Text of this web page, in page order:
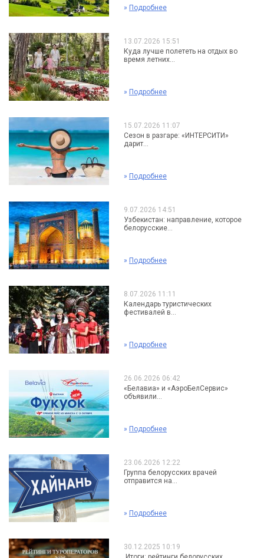
» Подробнее
13.07.2026 15:51
Куда лучше полететь на отдых во
время летних...
» Подробнее
15.07.2026 11:07
Сезон в разгаре: «ИНТЕРСИТИ»
дарит...
» Подробнее
9.07.2026 14:51
Узбекистан: направление, которое
белорусские...
» Подробнее
8.07.2026 11:11
Календарь туристических
фестивалей в...
» Подробнее
26.06.2026 06:42
«Белавиа» и «АэроБелСервис»
объявили...
» Подробнее
23.06.2026 12:22
Группа белорусских врачей
отправится на...
» Подробнее
30.12.2025 10:19